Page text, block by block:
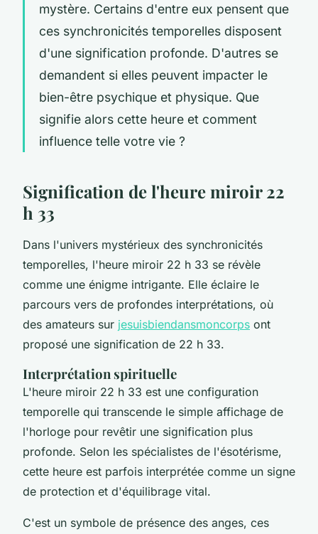
mystère. Certains d'entre eux pensent que
ces synchronicités temporelles disposent
d'une signification profonde. D'autres se
demandent si elles peuvent impacter le
bien-être psychique et physique. Que
signifie alors cette heure et comment
influence telle votre vie ?
Signification de l'heure miroir 22
h 33
Dans l'univers mystérieux des synchronicités
temporelles, l'heure miroir 22 h 33 se révèle
comme une énigme intrigante. Elle éclaire le
parcours vers de profondes interprétations, où
des amateurs sur jesuisbiendansmoncorps ont
proposé une signification de 22 h 33.
Interprétation spirituelle
L'heure miroir 22 h 33 est une configuration
temporelle qui transcende le simple affichage de
l'horloge pour revêtir une signification plus
profonde. Selon les spécialistes de l'ésotérisme,
cette heure est parfois interprétée comme un signe
de protection et d'équilibrage vital.
C'est un symbole de présence des anges, ces